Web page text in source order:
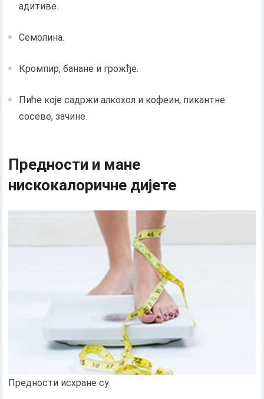
адитиве.
Семолина.
Кромпир, банане и грожђе.
Пиће које садржи алкохол и кофеин, пикантне
сосеве, зачине.
Предности и мане
нискокалоричне дијете
Предности исхране су: